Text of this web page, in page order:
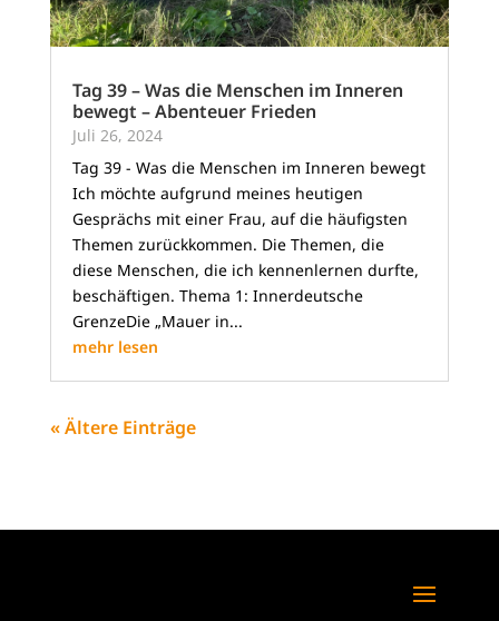
Tag 39 – Was die Menschen im Inneren
bewegt – Abenteuer Frieden
Juli 26, 2024
Tag 39 - Was die Menschen im Inneren bewegt
Ich möchte aufgrund meines heutigen
Gesprächs mit einer Frau, auf die häufigsten
Themen zurückkommen. Die Themen, die
diese Menschen, die ich kennenlernen durfte,
beschäftigen. Thema 1: Innerdeutsche
GrenzeDie „Mauer in...
mehr lesen
« Ältere Einträge